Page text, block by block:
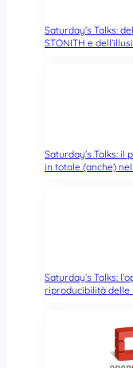
Saturday’s Talks:
STONITH e
Saturday’s Talks: il
in totale (anche)
Saturday’s Talks:
riproducibilità delle